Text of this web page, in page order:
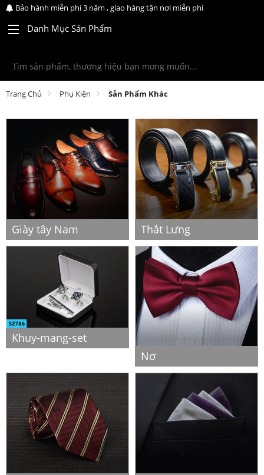
Bảo hành miễn phí 3 năm , giao hàng tận nơi miễn phí
Danh Mục Sản Phẩm
Trang Chủ Phụ Kiện Sản Phẩm Khác
Giày tây Nam Thắt Lưng
Khuy-mang-set
Nơ